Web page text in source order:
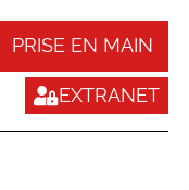
PRISE EN MAIN
EXTRANET